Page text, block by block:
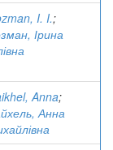
I. I.;
Ірина
Anna;
Анна